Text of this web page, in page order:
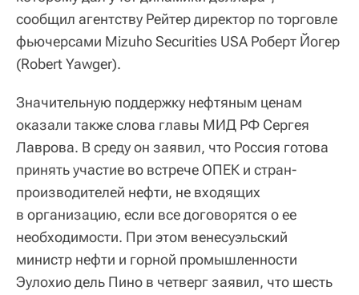
сообщил агентству Рейтер директор по торговле
фьючерсами Mizuho Securities USA Роберт Йогер
(Robert Yawger).
Значительную поддержку нефтяным ценам
оказали также слова главы МИД РФ Сергея
Лаврова. В среду он заявил, что Россия готова
принять участие во встрече ОПЕК и стран-
производителей нефти, не входящих
в организацию, если все договорятся о ее
необходимости. При этом венесуэльский
министр нефти и горной промышленности
Эулохио дель Пино в четверг заявил, что шесть